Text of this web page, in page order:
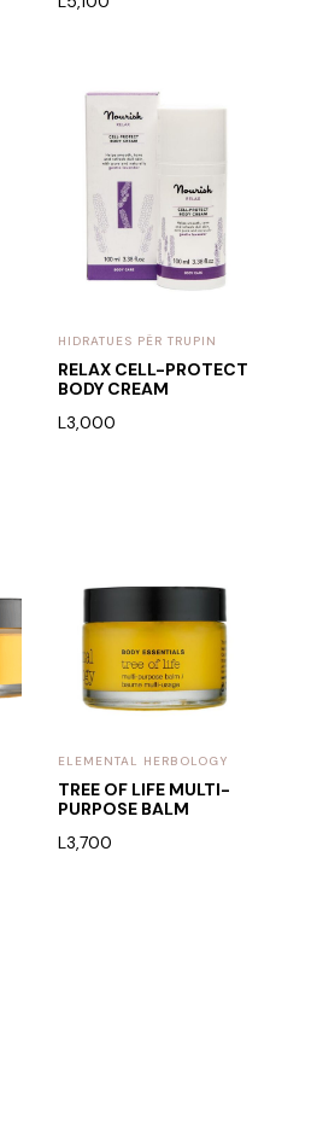
HIDRATUES PËR TRUPIN
RELAX CELL-PROTECT
BODY CREAM
L3,000
ELEMENTAL HERBOLOGY
TREE OF LIFE MULTI-
PURPOSE BALM
L3,700